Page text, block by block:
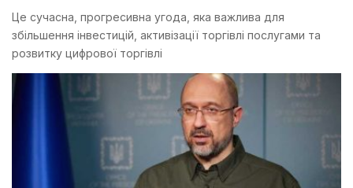
Це сучасна, прогресивна угода, яка важлива для
збільшення інвестицій, активізації торгівлі послугами та
розвитку цифрової торгівлі